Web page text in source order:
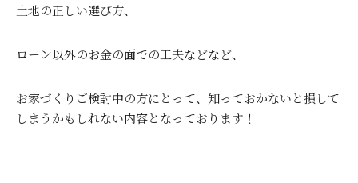
土地の正しい選び方、
ローン以外のお金の面での工夫などなど、
お家づくりご検討中の方にとって、知っておかないと損して
しまうかもしれない内容となっております！